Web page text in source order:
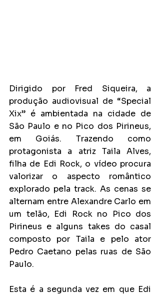
Dirigido por Fred Siqueira, a
produção audiovisual de “Special
Xix” é ambientada na cidade de
São Paulo e no Pico dos Pirineus,
em Goiás. Trazendo como
protagonista a atriz Taila Alves,
filha de Edi Rock, o vídeo procura
valorizar o aspecto romântico
explorado pela track. As cenas se
alternam entre Alexandre Carlo em
um telão, Edi Rock no Pico dos
Pirineus e alguns takes do casal
composto por Taila e pelo ator
Pedro Caetano pelas ruas de São
Paulo.
Esta é a segunda vez em que Edi